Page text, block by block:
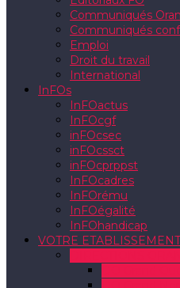
Communiqués
Communiqués
Emploi
Droit du travail
International
InFOs
InFOactus
InFOcgf
inFOcsec
inFOcssct
inFOcprppst
InFOcadres
InFOrému
InFOégalité
InFOhandicap
VOTRE ETABLISSEMENT